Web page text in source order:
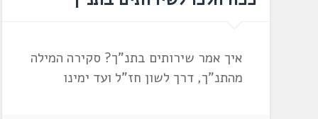
איך אמר שירותים בתנ"ך? סקירה המילה
מהתנ"ך, דרך לשון חז"ל ועד ימינו